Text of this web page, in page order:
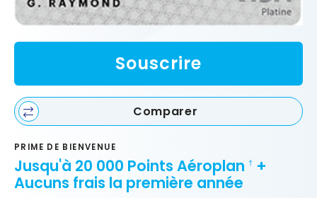
Souscrire
Comparer
PRIME DE BIENVENUE
Jusqu'à 20 000 Points Aéroplan † +
Aucuns frais la première année